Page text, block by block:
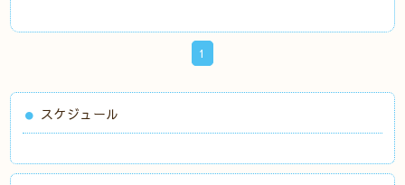
1
スケジュール